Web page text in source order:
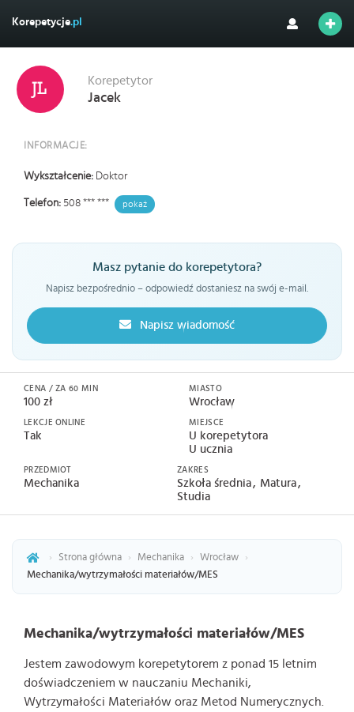
Korepetycje.pl
Korepetytor
Jacek
INFORMACJE:
Wykształcenie: Doktor
Telefon: 508 *** *** pokaż
Masz pytanie do korepetytora?
Napisz bezpośrednio – odpowiedź dostaniesz na swój e-mail.
Napisz wiadomość
CENA / ZA 60 MIN
100 zł
LEKCJE ONLINE
Tak
MIASTO
Wrocław
MIEJSCE
U korepetytora
U ucznia
PRZEDMIOT
Mechanika
ZAKRES
Szkoła średnia Matura
Studia
› Strona główna › Mechanika › Wrocław
›
Mechanika/wytrzymałości materiałów/MES
Mechanika/wytrzymałości materiałów/MES
Jestem zawodowym korepetytorem z ponad 15 letnim
doświadczeniem w nauczaniu Mechaniki,
Wytrzymałości Materiałów oraz Metod Numerycznych.